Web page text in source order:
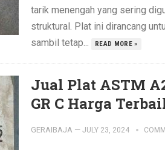
tarik menengah yang sering
struktural. Plat ini dirancang
sambil tetap...
READ MORE »
Jual Plat ASTM
GR C Harga
GERAIBAJA — JULY 23, 2024